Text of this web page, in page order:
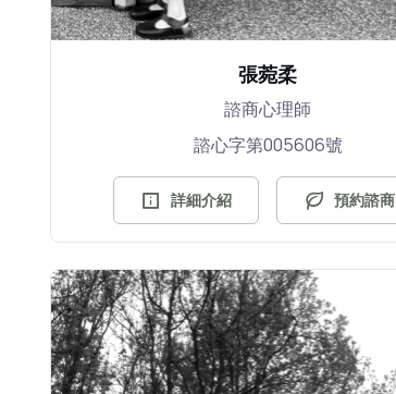
張菀柔
諮商心理師
諮心字第005606號
詳細介紹 預約諮商